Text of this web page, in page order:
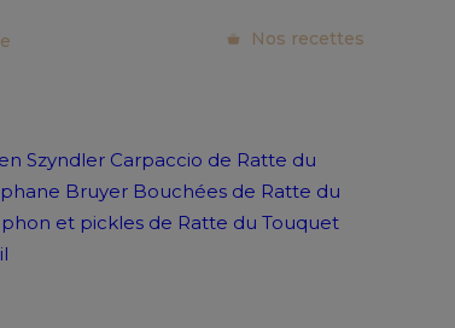
Nos recettes
Szyndler Carpaccio de Ratte du
Bruyer Bouchées de Ratte du
et pickles de Ratte du Touquet